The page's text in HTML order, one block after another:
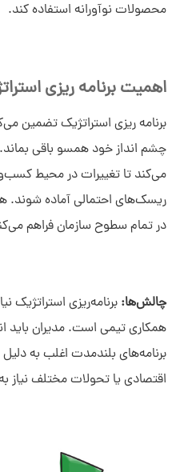
محصولات نوآورانه استفاده کند.
اهمیت برنامه ریزی
برنامه ریزی استراتژیک تضمین
چشم ‌انداز خود همسو باقی
می‌کند تا تغییرات در محیط
ریسک‌های احتمالی آماده شوند.
در تمام سطوح سازمان فراهم
چالش‌ها: برنامه‌ریزی استراتژیک
همکاری تیمی است. مدیران باید
برنامه‌های بلندمدت اغلب به‌
اقتصادی یا تحولات مختلف نیاز به